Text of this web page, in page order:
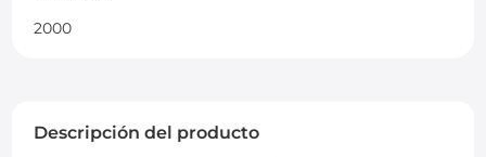
2000
Descripción del producto